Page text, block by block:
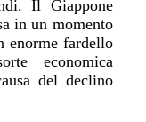
Il Giappone
in un momento
enorme fardello
economica
del declino